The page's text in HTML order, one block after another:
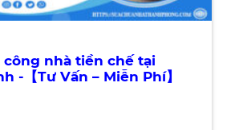
nhà tiền chế tại
-【Tư Vấn – Miễn Phí】